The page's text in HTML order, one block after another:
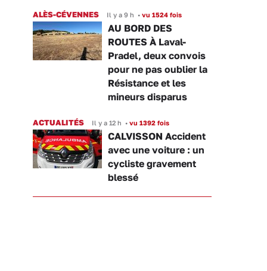
ALÈS-CÉVENNES Il y a 9 h • vu 1524 fois
AU BORD DES
ROUTES À Laval-
Pradel, deux convois
pour ne pas oublier la
Résistance et les
mineurs disparus
ACTUALITÉS Il y a 12 h • vu 1392 fois
CALVISSON Accident
avec une voiture : un
cycliste gravement
blessé